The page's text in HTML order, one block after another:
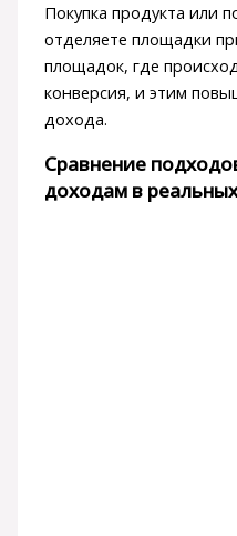
Покупка продукта или
отделяете площадки
площадок, где
конверсия, и этим
дохода.
Сравнение
доходам в